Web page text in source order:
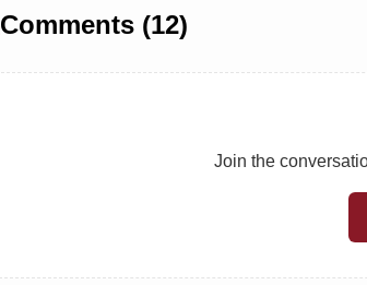
Comments (12)
Join the